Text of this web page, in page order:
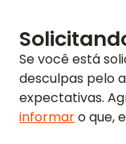
Se você está
desculpas pelo
expectativas.
informaro que,